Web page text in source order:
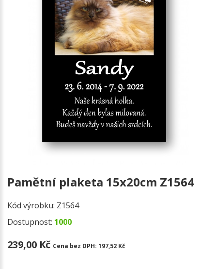
Pamětní plaketa 15x20cm Z1564
Kód výrobku: Z1564
Dostupnost: 1000
239,00 Kč Cena bez DPH: 197,52 Kč